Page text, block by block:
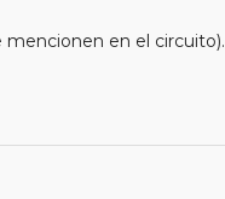
en el circuito).